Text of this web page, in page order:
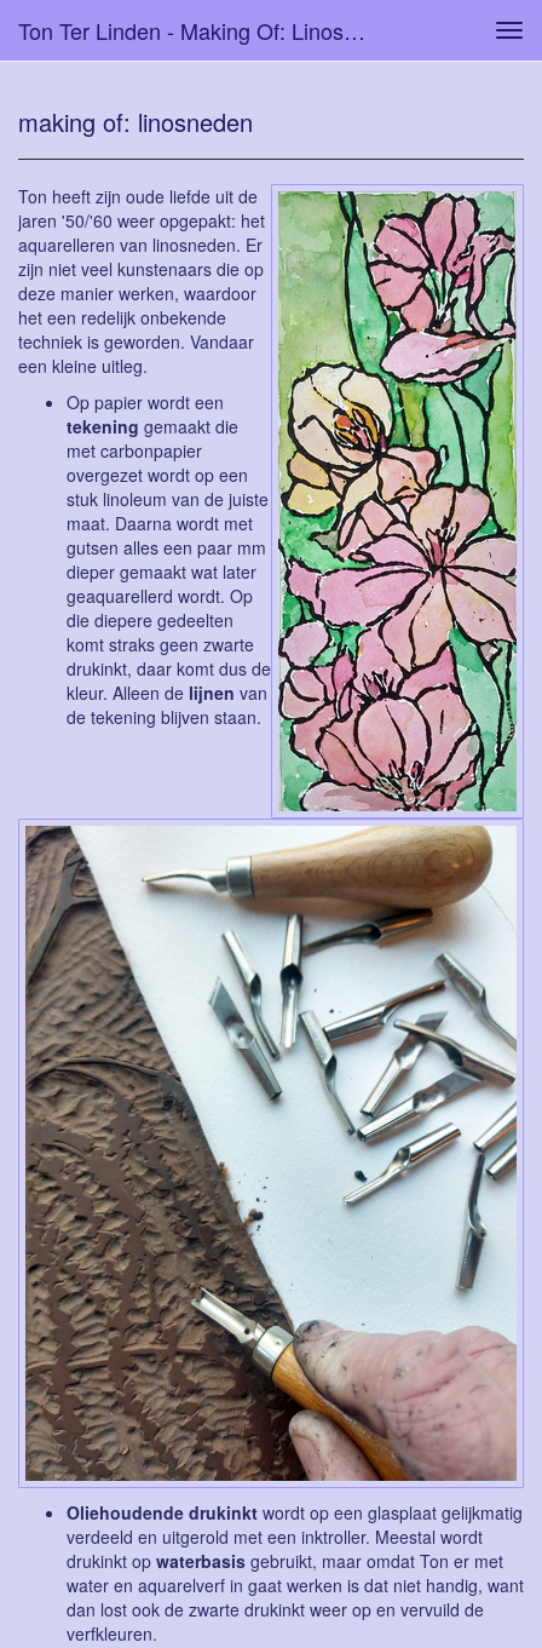
Ton Ter Linden - Making Of: Linosneden
making of: linosneden
Ton heeft zijn oude liefde uit de
jaren '50/'60 weer opgepakt: het
aquarelleren van linosneden. Er
zijn niet veel kunstenaars die op
deze manier werken, waardoor
het een redelijk onbekende
techniek is geworden. Vandaar
een kleine uitleg.
Op papier wordt een
tekening gemaakt die
met carbonpapier
overgezet wordt op een
stuk linoleum van de juiste
maat. Daarna wordt met
gutsen alles een paar mm
dieper gemaakt wat later
geaquarellerd wordt. Op
die diepere gedeelten
komt straks geen zwarte
drukinkt, daar komt dus de
kleur. Alleen de lijnen van
de tekening blijven staan.
Oliehoudende drukinkt wordt op een glasplaat gelijkmatig
verdeeld en uitgerold met een inktroller. Meestal wordt
drukinkt op waterbasis gebruikt, maar omdat Ton er met
water en aquarelverf in gaat werken is dat niet handig, want
dan lost ook de zwarte drukinkt weer op en vervuild de
verfkleuren.